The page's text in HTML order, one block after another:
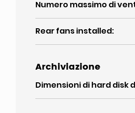
Numero massimo di
Rear fans installed:
Archiviazione
Dimensioni di hard disk